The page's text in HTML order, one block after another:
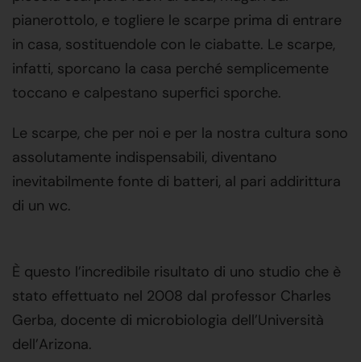
pianerottolo, e togliere le scarpe prima di entrare
in casa, sostituendole con le ciabatte. Le scarpe,
infatti, sporcano la casa perché semplicemente
toccano e calpestano superfici sporche.
Le scarpe, che per noi e per la nostra cultura sono
assolutamente indispensabili, diventano
inevitabilmente fonte di batteri, al pari addirittura
di un wc.
È questo l’incredibile risultato di uno studio che è
stato effettuato nel 2008 dal professor Charles
Gerba, docente di microbiologia dell’Università
dell’Arizona.